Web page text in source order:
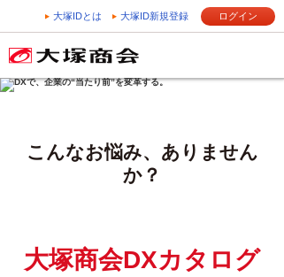
大塚IDとは 大塚ID新規登録 ログイン
こんなお悩み、ありません
か？
大塚商会DXカタログ